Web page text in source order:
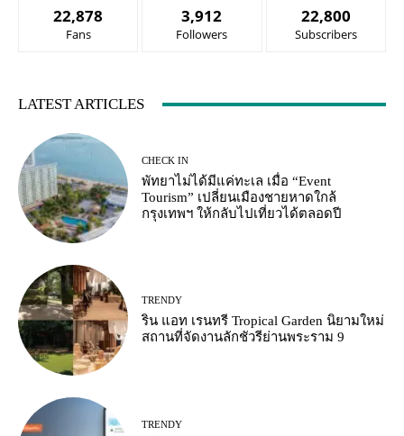
22,878
Fans
3,912
Followers
22,800
Subscribers
LATEST ARTICLES
CHECK IN
พัทยาไม่ได้มีแค่ทะเล เมื่อ “Event
Tourism” เปลี่ยนเมืองชายหาดใกล้
กรุงเทพฯ ให้กลับไปเที่ยวได้ตลอดปี
TRENDY
ริน แอท เรนทรี Tropical Garden นิยามใหม่
สถานที่จัดงานลักชัวรีย่านพระราม 9
TRENDY